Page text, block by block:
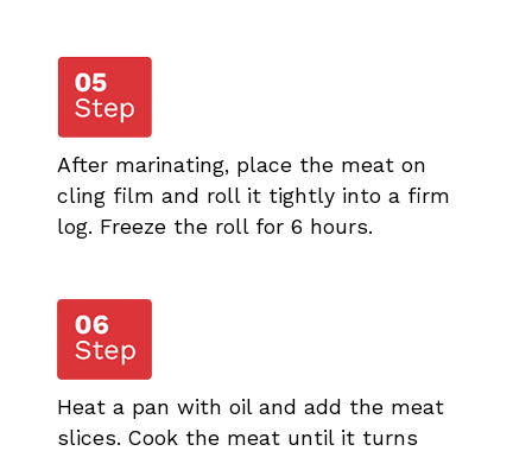
After marinating, place the meat on
cling film and roll it tightly into a firm
log. Freeze the roll for 6 hours.
Heat a pan with oil and add the meat
slices. Cook the meat until it turns